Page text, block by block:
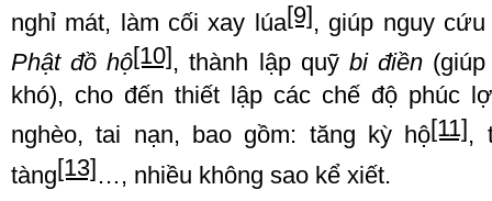
nghỉ mát, làm cối xay lúa[9] , giúp nguy
Phật đồ hộ[10], thành lập quỹ bi điền
khó), cho đến thiết lập các chế độ phúc
nghèo, tai nạn, bao gồm: tăng kỳ hộ[11],
tàng[13] …, nhiều không sao kể xiết.